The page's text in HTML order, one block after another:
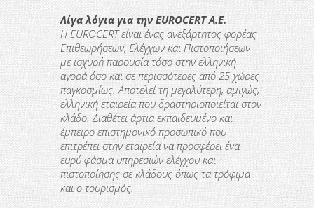
Λίγα λόγια για τηνEUROCERTΑ.Ε.
ΗEUROCERTείναι ένας ανεξάρτητος φορέας
Επιθεωρήσεων, Ελέγχων και Πιστοποιήσεων
με ισχυρή παρουσία τόσο στην ελληνική
αγορά όσο και σε περισσότερες από 25 χώρες
παγκοσμίως. Αποτελεί τη μεγαλύτερη, αμιγώς,
ελληνική εταιρεία που δραστηριοποιείται στον
κλάδο. Διαθέτει άρτια εκπαιδευμένο και
έμπειρο επιστημονικό προσωπικό που
επιτρέπει στην εταιρεία να προσφέρει ένα
ευρύ φάσμα υπηρεσιών ελέγχου και
πιστοποίησης σε κλάδους όπως τα τρόφιμα
και ο τουρισμός.